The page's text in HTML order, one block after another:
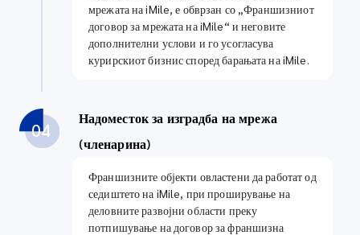
мрежата на iMile, е обврзан со „Франшизниот
договор за мрежата на iMile“ и неговите
дополнителни услови и го усогласува
курирскиот бизнис според барањата на iMile.
04
Надоместок за изградба на мрежа
(членарина)
Франшизните објекти овластени да работат од
седиштето на iMile, при проширување на
деловните развојни области преку
потпишување на договор за франшизна